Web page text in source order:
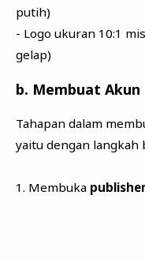
putih)
- Logo ukuran 10:1
gelap)
b. Membuat
Tahapan dalam
yaitu dengan langkah
1. Membuka